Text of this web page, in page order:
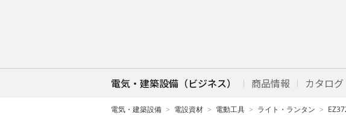
電気・建築設備（ビジネス） 商品情報 カタログ
電気・建築設備 電設資材 電動工具 ライト・ランタン